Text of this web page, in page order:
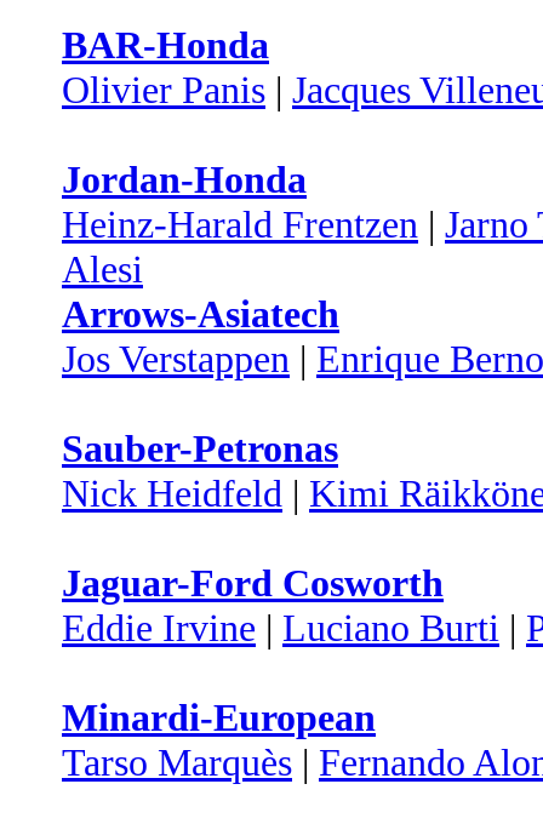
BAR-Honda
Olivier Panis | Jacques
Jordan-Honda
Heinz-Harald Frentzen |
Alesi
Arrows-Asiatech
Jos Verstappen | Enrique
Sauber-Petronas
Nick Heidfeld | Kimi
Jaguar-Ford Cosworth
Eddie Irvine | Luciano Burti |
Minardi-European
Tarso Marquès | Fernando